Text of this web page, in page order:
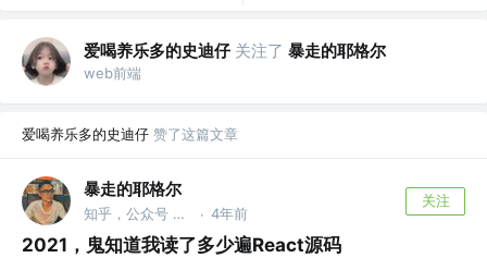
爱喝养乐多的史迪仔 关注了 暴走的耶格尔
web前端
爱喝养乐多的史迪仔 赞了这篇文章
暴走的耶格尔
知乎，公众号 @暴走的耶格尔 · 4年前
关注
2021，鬼知道我读了多少遍React源码